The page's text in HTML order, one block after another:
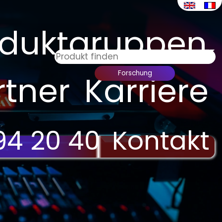
Karriere
20 40 Kontakt